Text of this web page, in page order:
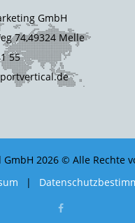
GmbH
74,49324 Melle
55
GmbH 2026 © Alle Rechte
|